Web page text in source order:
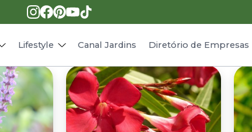
Lifestyle
Receitas
Canal Jardins Diretório de Empresas